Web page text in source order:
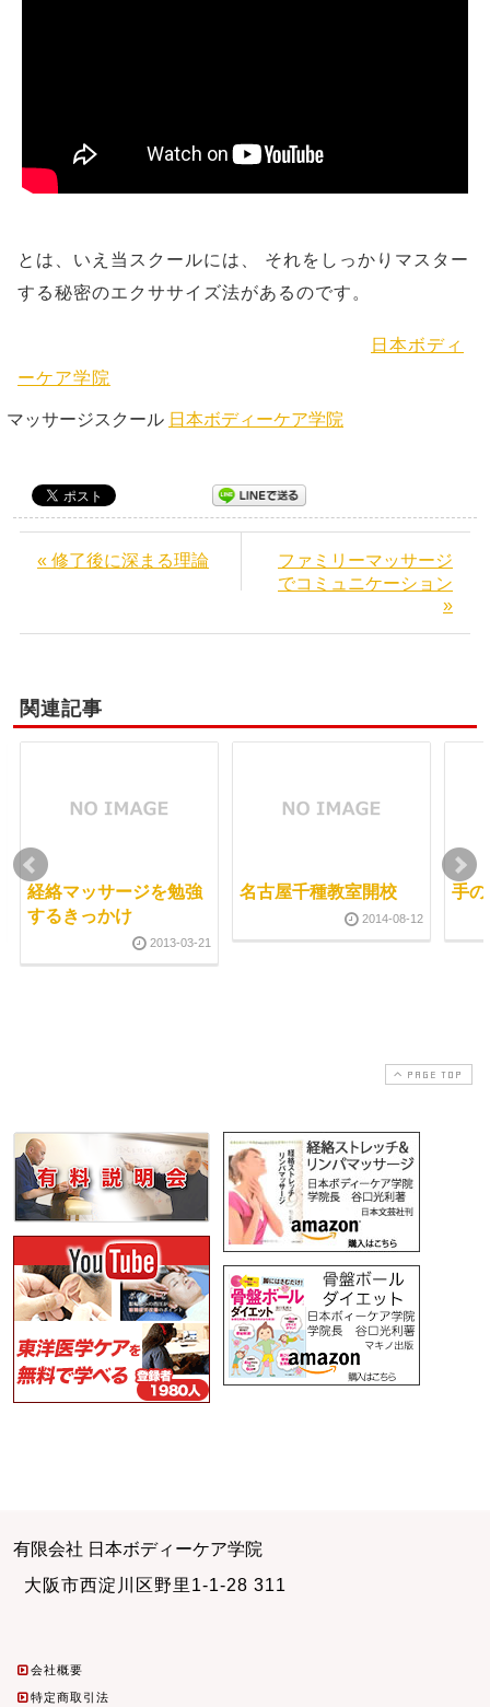
とは、いえ当スクールには、
それをしっかりマスター
する秘密のエクササイズ法があるのです。
日本ボディ
ーケア学院
マッサージスクール 日本ボディーケア学院
« 修了後に深まる理論
ファミリーマッサージ
でコミュニケーション
»
関連記事
経絡マッサージを勉強
するきっかけ
2013-03-21
名古屋千種教室開校
2014-08-12
手
PAGE TOP
有限会社 日本ボディーケア学院
大阪市西淀川区野里1-1-28 311
会社概要
特定商取引法